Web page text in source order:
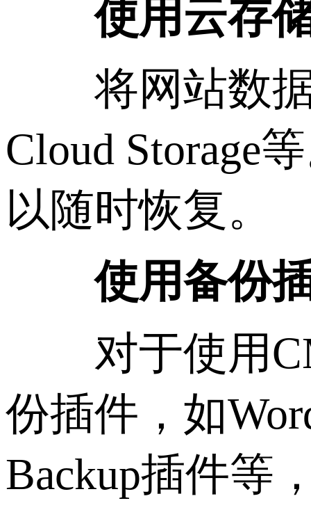
使用云存
将网站数据
Cloud Storage
以随时恢复。
使用备份
对于使用
份插件，如
Backup插件等